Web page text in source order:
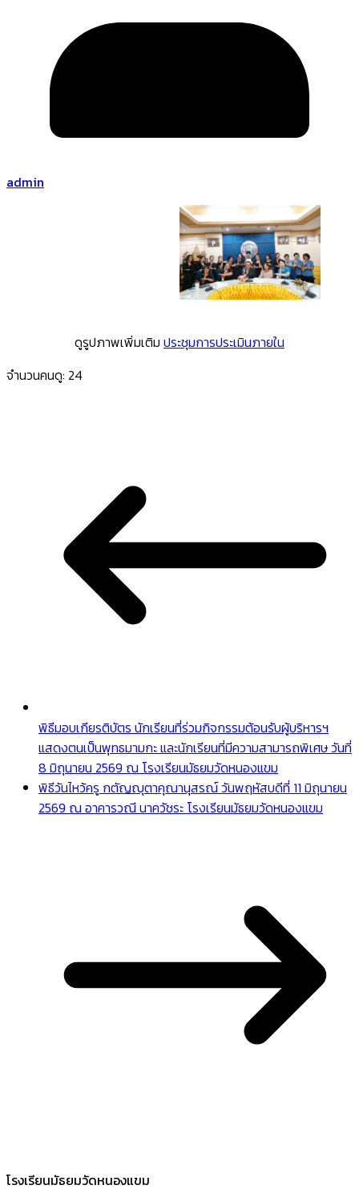
admin
ดูรูปภาพเพิ่มเติม ประชุมการประเมินภายใน
จำนวนคนดู: 24
พิธีมอบเกียรติบัตร นักเรียนที่ร่วมกิจกรรมต้อนรับผู้บริหารฯ
แสดงตนเป็นพุทธมามกะ และนักเรียนที่มีความสามารถพิเศษ วันที่
8 มิถุนายน 2569 ณ โรงเรียนมัธยมวัดหนองแขม
พิธีวันไหว้ครู กตัญญุตาคุณานุสรณ์ วันพฤหัสบดีที่ 11 มิถุนายน
2569 ณ อาคารวณี นาควัชระ โรงเรียนมัธยมวัดหนองแขม
โรงเรียนมัธยมวัดหนองแขม